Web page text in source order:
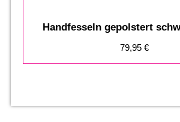
Handfesseln gepolstert
79,95 €